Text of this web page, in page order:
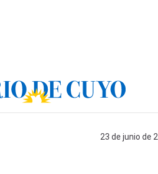
23 de junio de